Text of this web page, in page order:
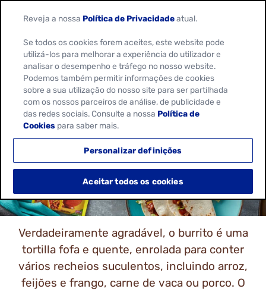
RECEITAS DE
BURRITOS
Verdadeiramente agradável, o burrito é uma
tortilla fofa e quente, enrolada para conter
vários recheios suculentos, incluindo arroz,
feijões e frango, carne de vaca ou porco. O
Reveja a nossa Política de Privacidadeatual.
Se todos os cookies forem aceites, este website pode
utilizá-los para melhorar a experiência do utilizador e
analisar o desempenho e tráfego no nosso website.
Podemos também permitir informações de cookies
sobre a sua utilização do nosso site para ser partilhada
com os nossos parceiros de análise, de publicidade e
das redes sociais. Consulte a nossa Política de
Cookies para saber mais.
Personalizar definições
Aceitar todos os cookies